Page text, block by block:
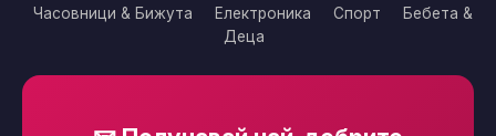
Часовници & Бижута
Електроника Спорт
Бебета &
Деца